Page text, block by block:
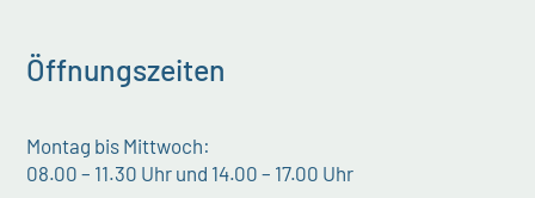
Öffnungszeiten
Montag bis Mittwoch:
08.00 – 11.30 Uhr und 14.00 – 17.00 Uhr